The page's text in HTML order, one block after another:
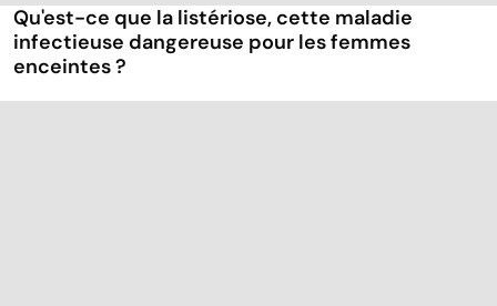
Qu'est-ce que la listériose, cette maladie
infectieuse dangereuse pour les femmes
enceintes ?